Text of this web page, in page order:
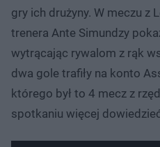
gry ich drużyny. W meczu z
trenera Ante Simundzy
wytrącając rywalom z rąk
dwa gole trafiły na konto
którego był to 4 mecz z
spotkaniu więcej